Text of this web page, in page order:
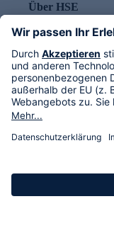
Über HSE
Im TV
HSE